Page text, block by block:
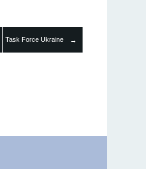
Task Force Ukraine →